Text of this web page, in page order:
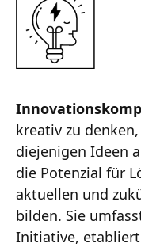
kreativ zu
diejenigen Ideen
die Potenzial für
aktuellen und
bilden. Sie
Initiative,